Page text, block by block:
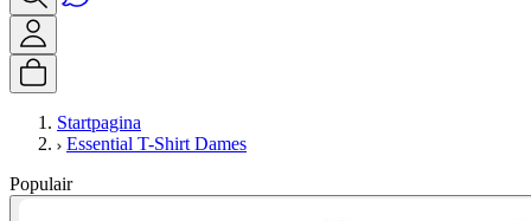
Startpagina
Essential T-Shirt Dames
Populair